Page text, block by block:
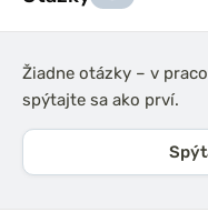
Žiadne otázky – v
spýtajte sa ako prví.